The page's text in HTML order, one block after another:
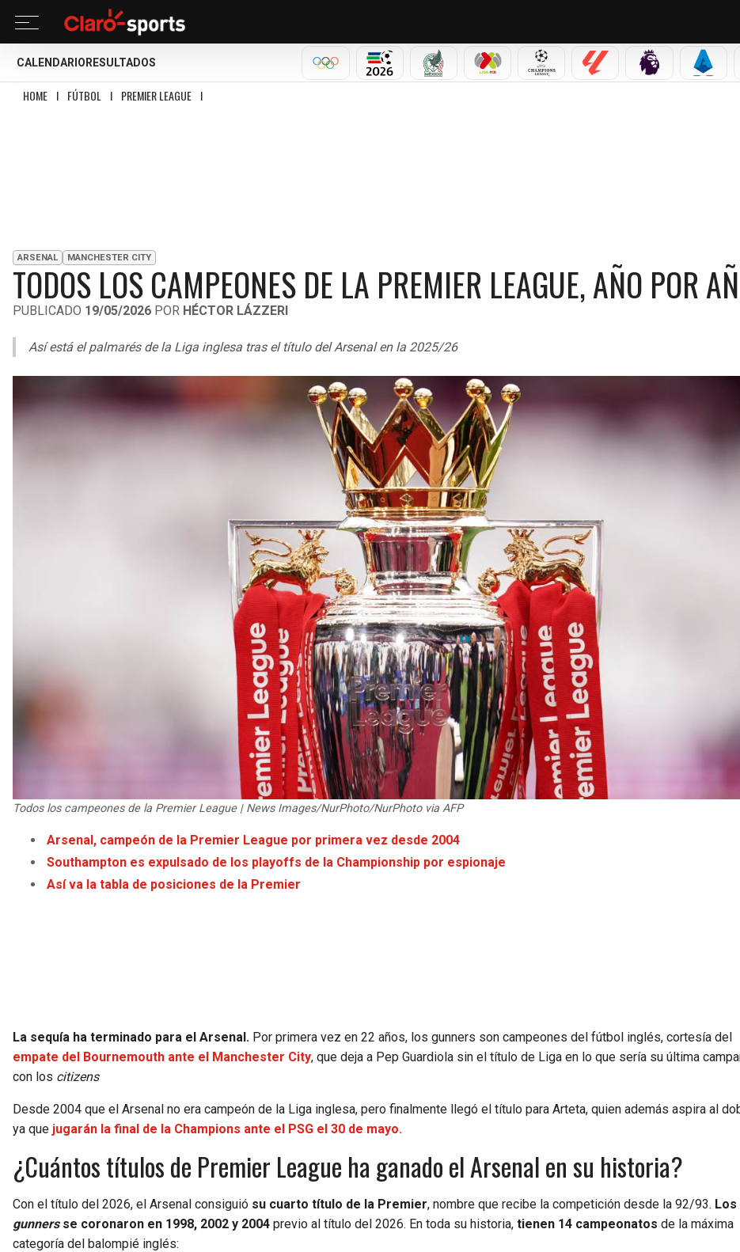
CALENDARIO RESULTADOS
OLÍMPICOSMUNDIAL 2026SELECCIÓN MEXICANA
LIGA MX CHAMPIONS LEAGUE
LALIGA PREMIER LEAGUE
SERIE A
HOME I FÚTBOL I PREMIER LEAGUE I
ARSENAL MANCHESTER CITY
TODOS LOS CAMPEONES DE LA PREMIER LEAGUE, AÑO POR
PUBLICADO 19/05/2026 POR HÉCTOR LÁZZERI
Así está el palmarés de la Liga inglesa tras el título del Arsenal en la 2025/26
Todos los campeones de la Premier League | News Images/NurPhoto/NurPhoto via AFP
Arsenal, campeón de la Premier League por primera vez desde 2004
Southampton es expulsado de los playoffs de la Championship por espionaje
Así va la tabla de posiciones de la Premier
La sequía ha terminado para el Arsenal. Por primera vez en 22 años, los gunners son campeones del fútbol inglés, cortesía del
empate del Bournemouth ante el Manchester City, que deja a Pep Guardiola sin el título de Liga en lo que sería su última
con los citizens
Desde 2004 que el Arsenal no era campeón de la Liga inglesa, pero finalmente llegó el título para Arteta, quien además aspira al
ya que jugarán la final de la Champions ante el PSG el 30 de mayo.
¿Cuántos títulos de Premier League ha ganado el Arsenal en su historia?
Con el título del 2026, el Arsenal consiguió su cuarto título de la Premier, nombre que recibe la competición desde la 92/93. Los
gunnersse coronaron en 1998, 2002 y 2004 previo al título del 2026. En toda su historia, tienen 14 campeonatos de la máxima
categoría del balompié inglés: